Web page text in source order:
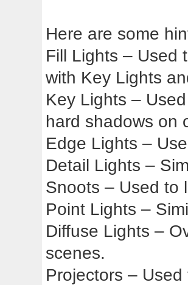
Here are some
Fill Lights – Used
with Key Lights
Key Lights –
hard shadows on
Edge Lights –
Detail Lights –
Snoots – Used to
Point Lights –
Diffuse Lights –
scenes.
Projectors –